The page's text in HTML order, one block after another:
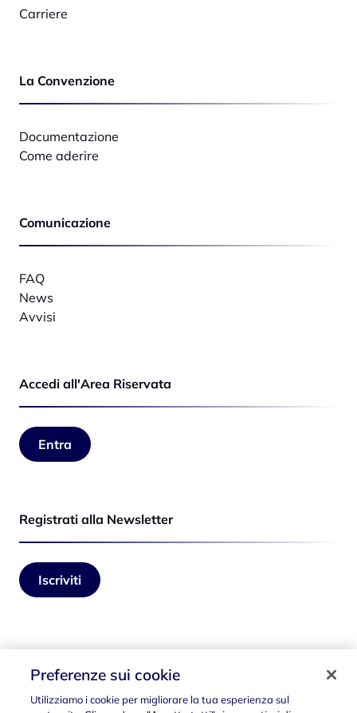
Carriere
La Convenzione
Documentazione
Come aderire
Comunicazione
FAQ
News
Avvisi
Accedi all'Area Riservata
Entra
Registrati alla Newsletter
Iscriviti
Seguici su
Preferenze sui cookie
Utilizziamo i cookie per migliorare la tua esperienza sul